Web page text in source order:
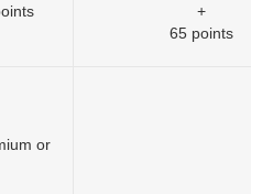
+
65 points
or